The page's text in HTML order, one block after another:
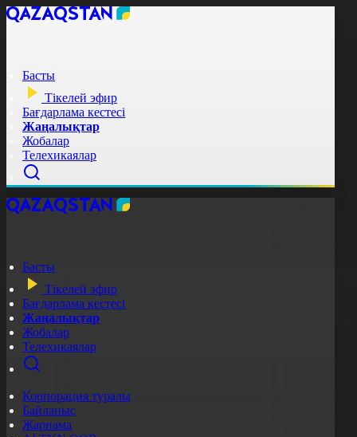
Басты
Тікелей эфир
Бағдарлама кестесі
Жаңалықтар
Жобалар
Телехикаялар
Басты
Тікелей эфир
Бағдарлама кестесі
Жаңалықтар
Жобалар
Телехикаялар
Корпорация туралы
Байланыс
Жарнама